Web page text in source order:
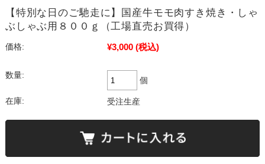
【特別な日のご馳走に】国産牛モモ肉すき焼き・しゃ
ぶしゃぶ用８００ｇ（工場直売お買得）
価格: ¥3,000 (税込)
数量:
個
在庫: 受注生産